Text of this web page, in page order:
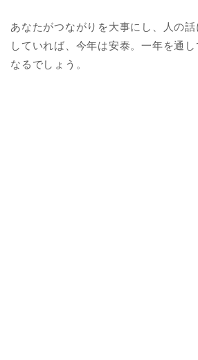
あなたがつながりを大事にし、人の
していれば、今年は安泰。一年を通
なるでしょう。